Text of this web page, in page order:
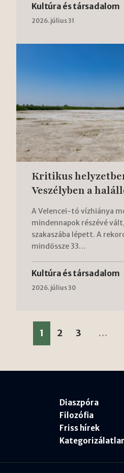
Kultúra és társadalom
2026. július 31
Kritikus
Veszélyben a
A Velencei-tó vízhiánya
mindennapok részévé
szakaszába lépett. A
mindössze 33…
Kultúra és társadalom
2026. július 30
1 2 3 …
Diaszpóra
Filozófia
Friss hírek